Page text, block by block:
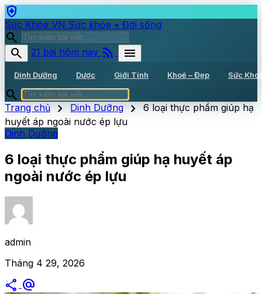
health_and_safety
Sức Khỏe VN Sức khỏe • Đời sống
search
search
21 bài hôm nay rss_feed menu
Dinh Dưỡng Dược Giới Tính Khoẻ – Đẹp Sức
search
Trang chủ chevron_right Dinh Dưỡng chevron_right 6 loại thực phẩm giúp hạ
huyết áp ngoài nước ép lựu
Dinh Dưỡng
6 loại thực phẩm giúp hạ huyết áp
ngoài nước ép lựu
admin
Tháng 4 29, 2026
share alternate_email